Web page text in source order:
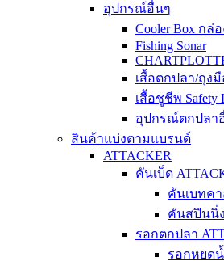
อุปกรณ์อื่นๆ
Cooler Box กล่
Fishing Sonar
เสื้อตกปลา/ถุง
เสื้อชูชีพ Safety
อุปกรณ์ตกปลา
สินค้าแบ่งตามแบรนด์
ATTACKER
คันเบ็ด
คันเบทคา
คันสปินนิ่ง
รอกตกปลา
รอกหยดน้